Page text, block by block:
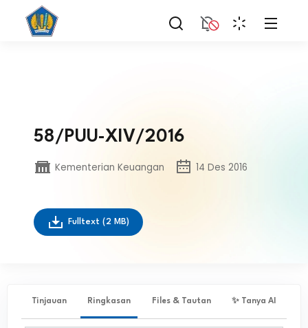
58/PUU-XIV/2016
Kementerian Keuangan 14 Des 2016
Fulltext (2 MB)
Tinjauan Ringkasan Files & Tautan ✨ Tanya AI